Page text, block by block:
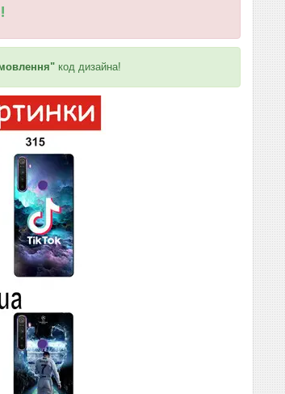
код дизайна!